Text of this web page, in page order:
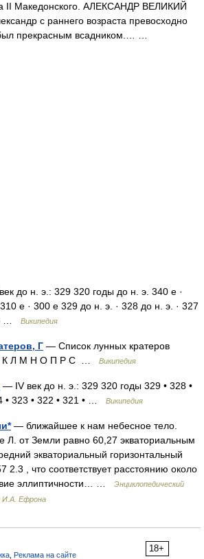
II Македонского. АЛЕКСАНДР ВЕЛИКИЙ
с раннего возраста превосходно
прекрасным всадником.… …
до н. э.: 329 320 годы до н. э. 340 е ·
е · 300 е 329 до н. э. · 328 до н. э. · 327
…
Википедия
Г — Список лунных кратеров
К Л М Н О П Р С …
Википедия
— IV век до н. э.: 329 320 годы 329 • 328 •
• 323 • 322 • 321 • …
Википедия
— ближайшее к нам небесное тело.
Л. от Земли равно 60,27 экваториальным
экваториальный горизонтальный
2.3 , что соответствует расстоянию около
эллиптичности… …
Энциклопедический
И.А. Ефрона
18+
Реклама на сайте